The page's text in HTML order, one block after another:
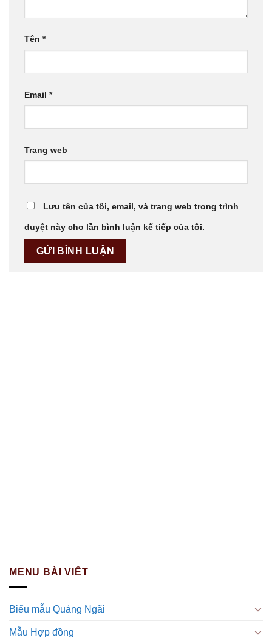
Tên *
Email *
Trang web
Lưu tên của tôi, email, và trang web trong trình
duyệt này cho lần bình luận kế tiếp của tôi.
MENU BÀI VIẾT
Biểu mẫu Quảng Ngãi
Mẫu Hợp đồng